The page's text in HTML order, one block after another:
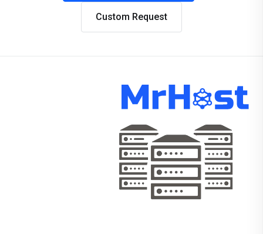
Custom Request